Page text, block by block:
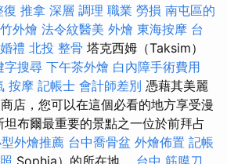
推拿 深層 調理 職業 勞損 南屯區的
外燴 法令紋醫美 外燴 東海按摩 台
禮 北投 整骨 塔克西姆（Taksim）
字搜尋 下午茶外燴 白內障手術費用
按摩 記帳士 會計師差別 憑藉其美麗
店，您可以在這個必看的地方享受漫
布爾最重要的景點之一位於前拜占
外燴推薦 台中喬骨盆 外燴佈置 記帳
Sophia）的所在地。 台中 筋膜刀